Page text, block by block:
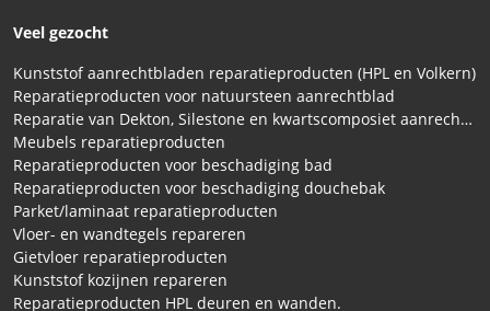
Veel gezocht
Kunststof aanrechtbladen reparatieproducten (HPL en Volkern)
Reparatieproducten voor natuursteen aanrechtblad
Reparatie van Dekton, Silestone en kwartscomposiet aanrechtbladen
Meubels reparatieproducten
Reparatieproducten voor beschadiging bad
Reparatieproducten voor beschadiging douchebak
Parket/laminaat reparatieproducten
Vloer- en wandtegels repareren
Gietvloer reparatieproducten
Kunststof kozijnen repareren
Reparatieproducten HPL deuren en wanden.